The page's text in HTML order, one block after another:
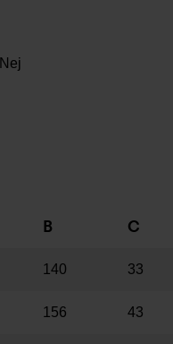
Nej
B C
140 33
156 43